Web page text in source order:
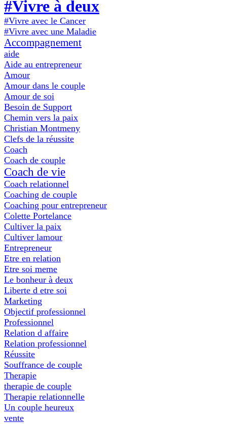
#Vivre à deux
#Vivre avec le Cancer
#Vivre avec une Maladie
Accompagnement
aide
Aide au entrepreneur
Amour
Amour dans le couple
Amour de soi
Besoin de Support
Chemin vers la paix
Christian Montmeny
Clefs de la réussite
Coach
Coach de couple
Coach de vie
Coach relationnel
Coaching de couple
Coaching pour entrepreneur
Colette Portelance
Cultiver la paix
Cultiver lamour
Entrepreneur
Etre en relation
Etre soi meme
Le bonheur à deux
Liberte d etre soi
Marketing
Objectif professionnel
Professionnel
Relation d affaire
Relation professionnel
Réussite
Souffrance de couple
Therapie
therapie de couple
Therapie relationnelle
Un couple heureux
vente